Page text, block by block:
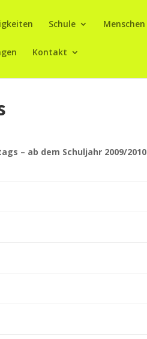
Schule Menschen
Kontakt
– ab dem Schuljahr 2009/2010